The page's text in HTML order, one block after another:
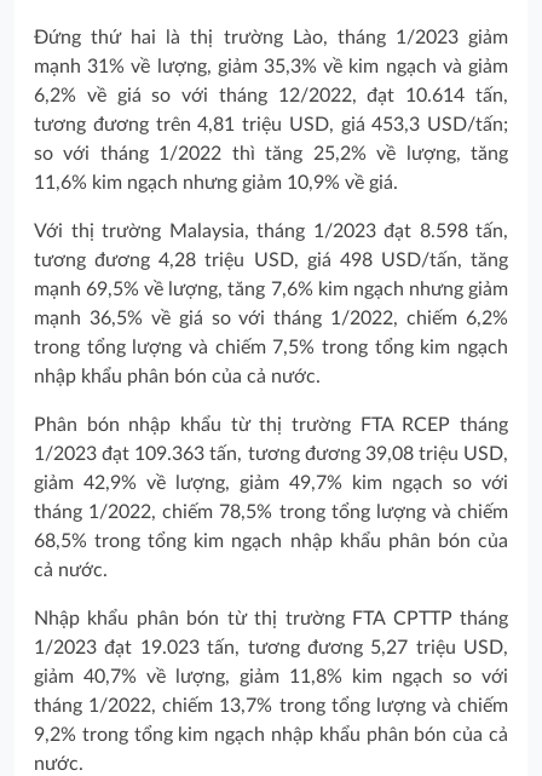
Đứng thứ hai là thị trường Lào, tháng 1/2023 giảm
mạnh 31% về lượng, giảm 35,3% về kim ngạch và giảm
6,2% về giá so với tháng 12/2022, đạt 10.614 tấn,
tương đương trên 4,81 triệu USD, giá 453,3 USD/tấn;
so với tháng 1/2022 thì tăng 25,2% về lượng, tăng
11,6% kim ngạch nhưng giảm 10,9% về giá.
Với thị trường Malaysia, tháng 1/2023 đạt 8.598 tấn,
tương đương 4,28 triệu USD, giá 498 USD/tấn, tăng
mạnh 69,5% về lượng, tăng 7,6% kim ngạch nhưng giảm
mạnh 36,5% về giá so với tháng 1/2022, chiếm 6,2%
trong tổng lượng và chiếm 7,5% trong tổng kim ngạch
nhập khẩu phân bón của cả nước.
Phân bón nhập khẩu từ thị trường FTA RCEP tháng
1/2023 đạt 109.363 tấn, tương đương 39,08 triệu USD,
giảm 42,9% về lượng, giảm 49,7% kim ngạch so với
tháng 1/2022, chiếm 78,5% trong tổng lượng và chiếm
68,5% trong tổng kim ngạch nhập khẩu phân bón của
cả nước.
Nhập khẩu phân bón từ thị trường FTA CPTTP tháng
1/2023 đạt 19.023 tấn, tương đương 5,27 triệu USD,
giảm 40,7% về lượng, giảm 11,8% kim ngạch so với
tháng 1/2022, chiếm 13,7% trong tổng lượng và chiếm
9,2% trong tổng kim ngạch nhập khẩu phân bón của cả
nước.